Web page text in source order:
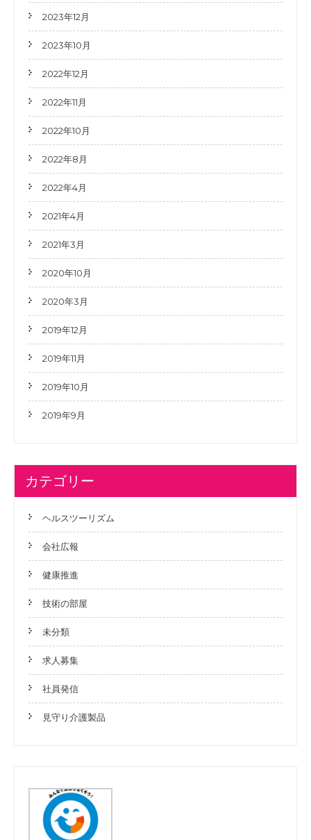
2023年12月
2023年10月
2022年12月
2022年11月
2022年10月
2022年8月
2022年4月
2021年4月
2021年3月
2020年10月
2020年3月
2019年12月
2019年11月
2019年10月
2019年9月
カテゴリー
ヘルスツーリズム
会社広報
健康推進
技術の部屋
未分類
求人募集
社員発信
見守り介護製品